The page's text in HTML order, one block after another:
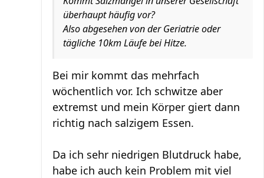
überhaupt häufig vor?
Also abgesehen von der Geriatrie oder
tägliche 10km Läufe bei Hitze.
Bei mir kommt das mehrfach
wöchentlich vor. Ich schwitze aber
extremst und mein Körper giert dann
richtig nach salzigem Essen.
Da ich sehr niedrigen Blutdruck habe,
habe ich auch kein Problem mit viel